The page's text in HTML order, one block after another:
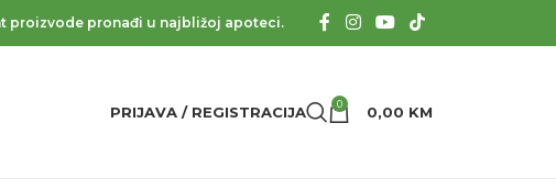
proizvode pronađi u najbližoj apoteci.
PRIJAVA / REGISTRACIJA 0 0,00 KM